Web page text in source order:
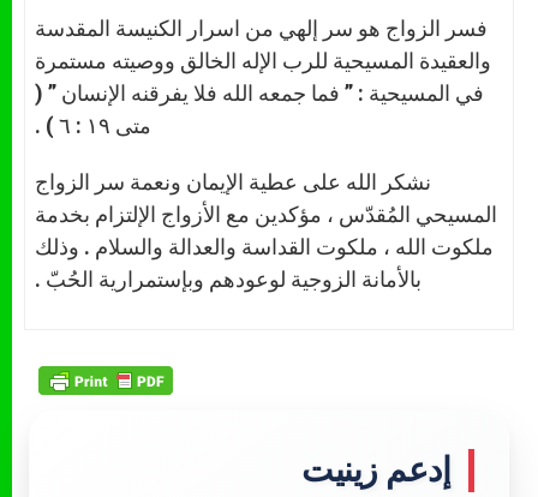
فسر الزواج هو سر إلهي من اسرار الكنيسة المقدسة
والعقيدة المسيحية للرب الإله الخالق ووصيته مستمرة
في المسيحية : ” فما جمعه الله فلا يفرقنه الإنسان ” (
متى ١٩ : ٦ ) .
نشكر الله على عطية الإيمان ونعمة سر الزواج
المسيحي المُقدّس ، مؤكدين مع الأزواج الإلتزام بخدمة
ملكوت الله ، ملكوت القداسة والعدالة والسلام . وذلك
بالأمانة الزوجية لوعودهم وبإستمرارية الحُبّ .
إدعم زينيت